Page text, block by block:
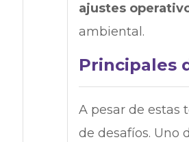
ajustes
ambiental.
Principales
A pesar de estas
de desafíos. Uno